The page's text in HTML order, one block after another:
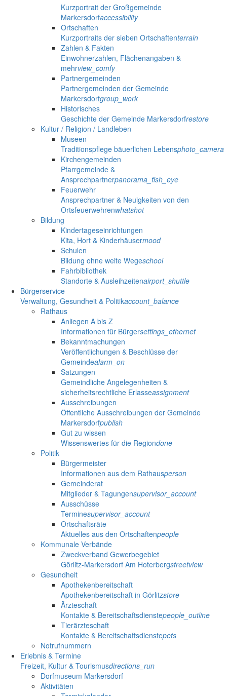
Kurzportrait der Großgemeinde
Markersdorfaccessibility
Ortschaften
Kurzportraits der sieben Ortschaftenterrain
Zahlen & Fakten
Einwohnerzahlen, Flächenangaben &
mehrview_comfy
Partnergemeinden
Partnergemeinden der Gemeinde
Markersdorfgroup_work
Historisches
Geschichte der Gemeinde Markersdorfrestore
Kultur / Religion / Landleben
Museen
Traditionspflege bäuerlichen Lebensphoto_camera
Kirchengemeinden
Pfarrgemeinde &
Ansprechpartnerpanorama_fish_eye
Feuerwehr
Ansprechpartner & Neuigkeiten von den
Ortsfeuerwehrenwhatshot
Bildung
Kindertageseinrichtungen
Kita, Hort & Kinderhäusermood
Schulen
Bildung ohne weite Wegeschool
Fahrbibliothek
Standorte & Ausleihzeitenairport_shuttle
Bürgerservice
Verwaltung, Gesundheit & Politikaccount_balance
Rathaus
Anliegen A bis Z
Informationen für Bürgersettings_ethernet
Bekanntmachungen
Veröffentlichungen & Beschlüsse der
Gemeindealarm_on
Satzungen
Gemeindliche Angelegenheiten &
sicherheitsrechtliche Erlasseassignment
Ausschreibungen
Öffentliche Ausschreibungen der Gemeinde
Markersdorfpublish
Gut zu wissen
Wissenswertes für die Regiondone
Politik
Bürgermeister
Informationen aus dem Rathausperson
Gemeinderat
Mitglieder & Tagungensupervisor_account
Ausschüsse
Terminesupervisor_account
Ortschaftsräte
Aktuelles aus den Ortschaftenpeople
Kommunale Verbände
Zweckverband Gewerbegebiet
Görlitz-Markersdorf Am Hoterbergstreetview
Gesundheit
Apothekenbereitschaft
Apothekenbereitschaft in Görlitzstore
Ärzteschaft
Kontakte & Bereitschaftsdienstepeople_outline
Tierärzteschaft
Kontakte & Bereitschaftsdienstepets
Notrufnummern
Erlebnis & Termine
Freizeit, Kultur & Tourismusdirections_run
Dorfmuseum Markersdorf
Aktivitäten